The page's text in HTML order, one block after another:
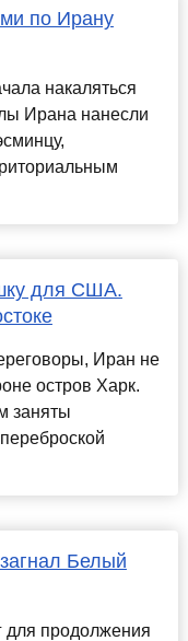
по Ирану
накаляться
Ирана нанесли
для США.
Иран не
остров Харк.
заняты
Белый
для продолжения